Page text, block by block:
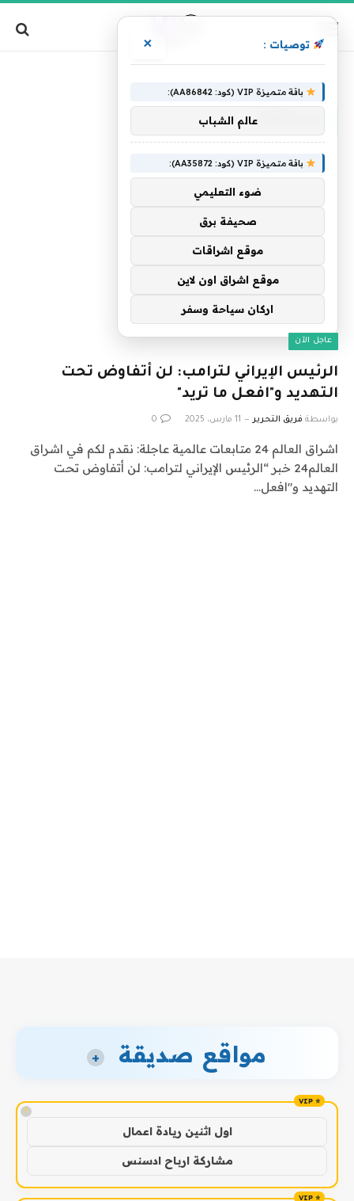
عاجل الآن
الرئيس الإيراني لترامب: لن أتفاوض تحت
التهديد و"افعل ما تريد"
بواسطة فريق التحرير 11 مارس، 2025 0
اشراق العالم 24 متابعات عالمية عاجلة: نقدم لكم في اشراق
العالم24 خبر “الرئيس الإيراني لترامب: لن أتفاوض تحت
التهديد و"افعل…
مواقع صديقة +
!
اول اثنين ريادة اعمال
مشاركة ارباح ادسنس
توصيات : ×
باقة متميزة VIP (كود: AA86842):
عالم الشباب
باقة متميزة VIP (كود: AA35872):
ضوء التعليمي
صحيفة برق
موقع اشراقات
موقع اشراق اون لاين
اركان سياحة وسفر